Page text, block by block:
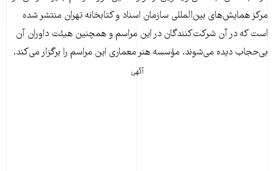
مرکز همایش‌های بین‌المللی سازمان اسناد و کتابخانه تهران منتشر شده
است که در آن شرکت‌کنندگان در این مراسم و همچنین هیئت داوران آن
بی‌حجاب دیده می‌شوند. مؤسسه هنر معماری این مراسم را برگزار می‌کند.
آگهی